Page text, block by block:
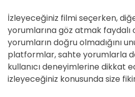
İzleyeceğiniz filmi seçerken,
yorumlarına göz atmak faydalı
yorumların doğru olmadığını
platformlar, sahte yorumlarla
kullanıcı deneyimlerine dikkat
izleyeceğiniz konusunda size